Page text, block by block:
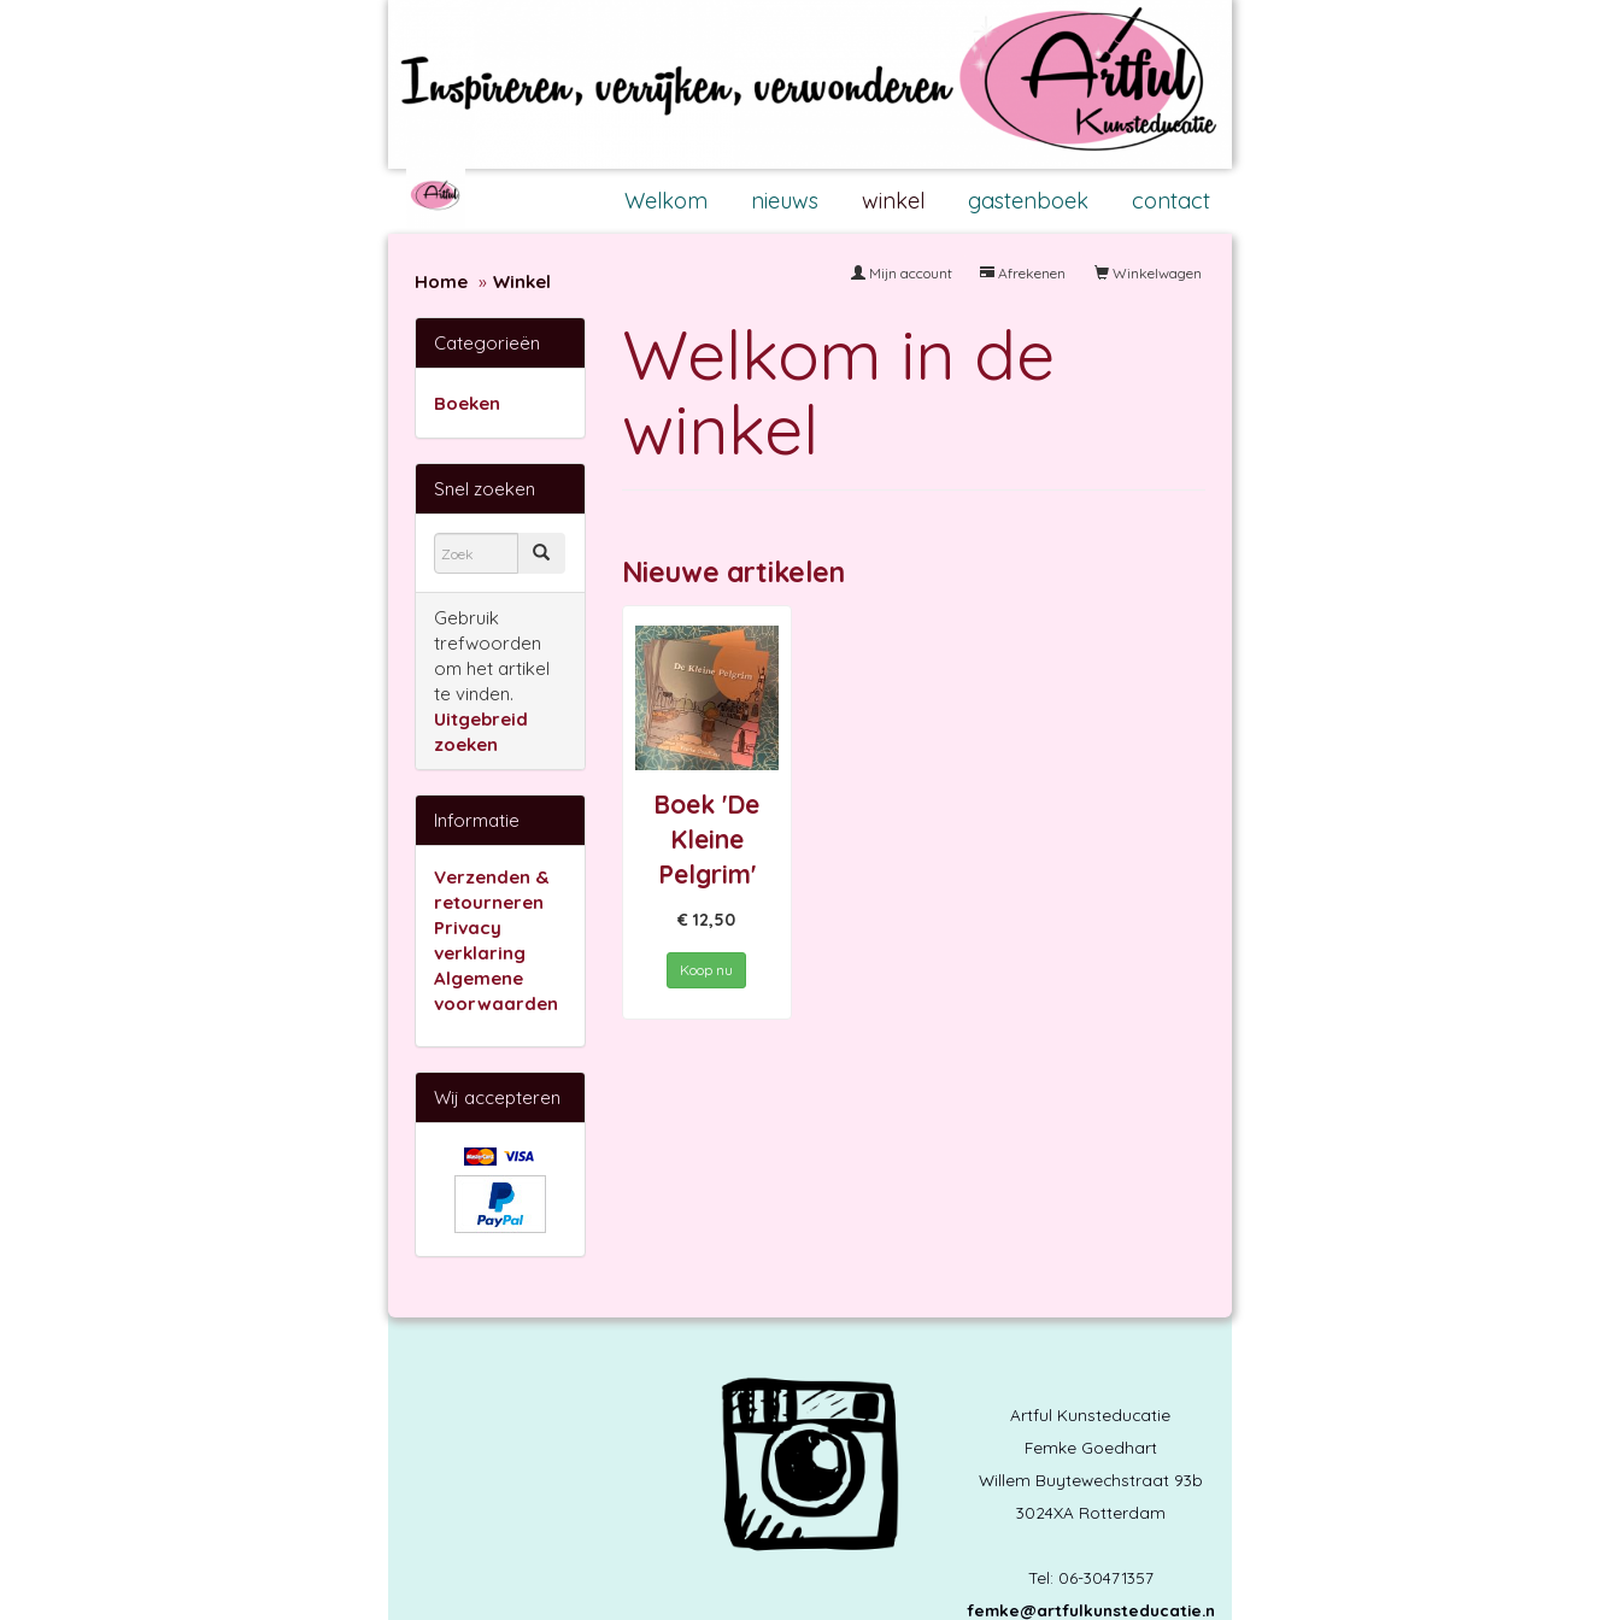
Welkom nieuws winkel gastenboek contact
Home Winkel Winkelwagen
Afrekenen
Mijn account
Welkom in de
winkel
Nieuwe artikelen
Boek 'De
Kleine
Pelgrim'
€ 12,50
Koop nu
Categorieën
Boeken
Snel zoeken
Gebruik
trefwoorden
om het artikel
te vinden.
Uitgebreid
zoeken
Informatie
Verzenden &
retourneren
Privacy
verklaring
Algemene
voorwaarden
Wij accepteren
Artful Kunsteducatie
Femke Goedhart
Willem Buytewechstraat 93b
3024XA Rotterdam
Tel: 06-30471357
femke@artfulkunsteducatie.n